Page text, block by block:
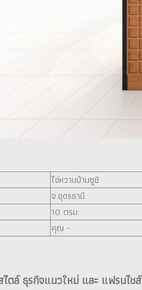
ไข่หวานบ้านซูชิ
จ.อุดรธานี
10 ตรม.
คุณ -
ตล์ ธุรกิจแนวใหม่ และ แฟรนไชส์